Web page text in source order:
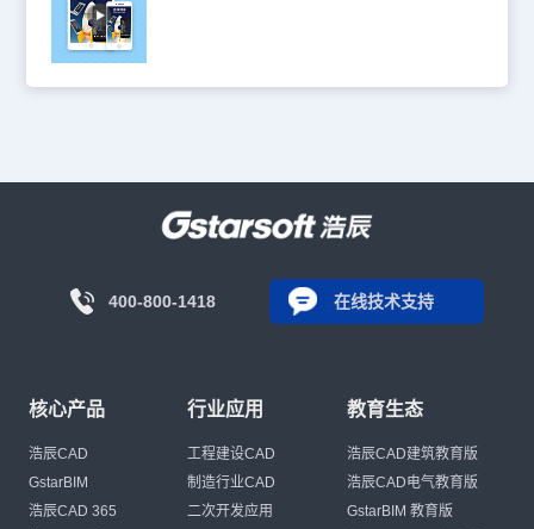
400-800-1418 在线技术支持
核心产品
浩辰CAD
GstarBIM
浩辰CAD 365
行业应用
工程建设CAD
制造行业CAD
二次开发应用
教育生态
浩辰CAD建筑教育版
浩辰CAD电气教育版
GstarBIM 教育版